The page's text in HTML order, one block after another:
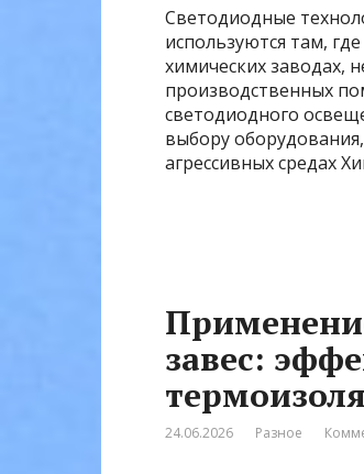
Светодиодные
используются там,
химических заводах,
производственных
светодиодного
выбору
агрессивных средах
завес:
24.06.2026 Разное